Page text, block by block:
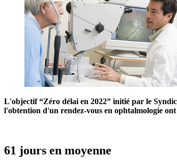
L'objectif “Zéro délai en 2022” initié par le
l'obtention d'un rendez-vous en ophtalmologie
61 jours en moyenne